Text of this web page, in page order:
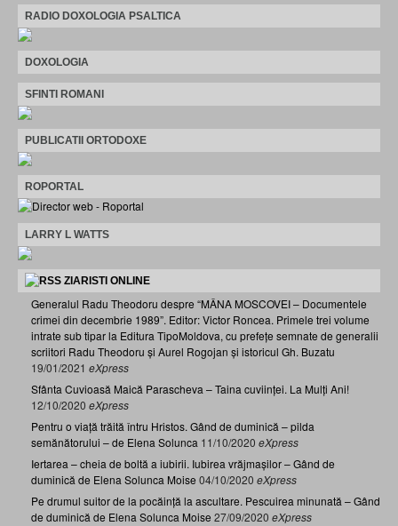
RADIO DOXOLOGIA PSALTICA
DOXOLOGIA
SFINTI ROMANI
PUBLICATII ORTODOXE
ROPORTAL
LARRY L WATTS
ZIARISTI ONLINE
Generalul Radu Theodoru despre “MÂNA MOSCOVEI – Documentele
crimei din decembrie 1989”. Editor: Victor Roncea. Primele trei volume
intrate sub tipar la Editura TipoMoldova, cu prefețe semnate de generalii
scriitori Radu Theodoru și Aurel Rogojan și istoricul Gh. Buzatu
19/01/2021 eXpress
Sfânta Cuvioasă Maică Parascheva – Taina cuviinței. La Mulți Ani!
12/10/2020 eXpress
Pentru o viață trăită întru Hristos. Gând de duminică – pilda
semănătorului – de Elena Solunca 11/10/2020 eXpress
Iertarea – cheia de boltă a iubirii. Iubirea vrăjmașilor – Gând de
duminică de Elena Solunca Moise 04/10/2020 eXpress
Pe drumul suitor de la pocăință la ascultare. Pescuirea minunată – Gând
de duminică de Elena Solunca Moise 27/09/2020 eXpress